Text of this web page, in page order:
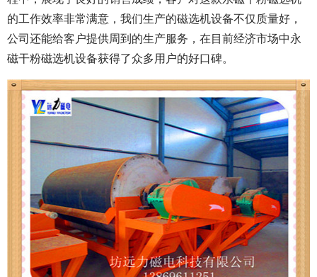
的工作效率非常满意，我们生产的磁选机设备不仅质量好，
公司还能给客户提供周到的生产服务，在目前经济市场中永
磁干粉磁选机设备获得了众多用户的好口碑。